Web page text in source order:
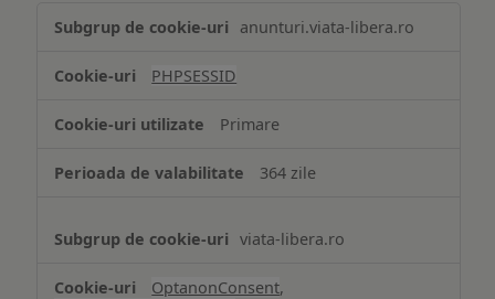
de
Cookie
necesare
anunturi.viata-libera.ro
PHPSESSID
Primare
364 zile
viata-libera.ro
OptanonConsent,